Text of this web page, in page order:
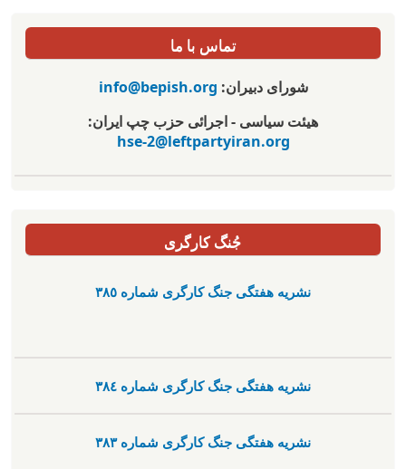
تماس با ما
شورای دبیران:info@bepish.org
هیئت سیاسی - اجرائی حزب چپ ایران:
hse-2@leftpartyiran.org
جُنگ کارگری
نشریە هفتگی جنگ کارگری شمارە ٣٨٥
نشریە هفتگی جنگ کارگری شمارە ٣٨٤
نشریە هفتگی جنگ کارگری شمارە ٣٨٣